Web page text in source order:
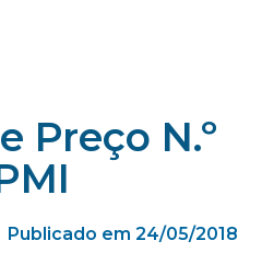
Preço N.º
Publicado em 24/05/2018